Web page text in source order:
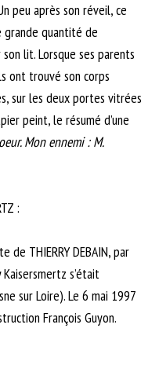
peu après son réveil, ce
grande quantité de
lit. Lorsque ses parents
ont trouvé son corps
sur les deux portes vitrées
peint, le résumé d’une
Mon ennemi : M.
:
de THIERRY DEBAIN, par
Kaisersmertz s’était
sur Loire). Le 6 mai 1997
François Guyon.